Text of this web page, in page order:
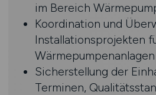
im Bereich
Koordination und
Installationsprojekten
Wärmepumpenanlagen
Sicherstellung der
Terminen,